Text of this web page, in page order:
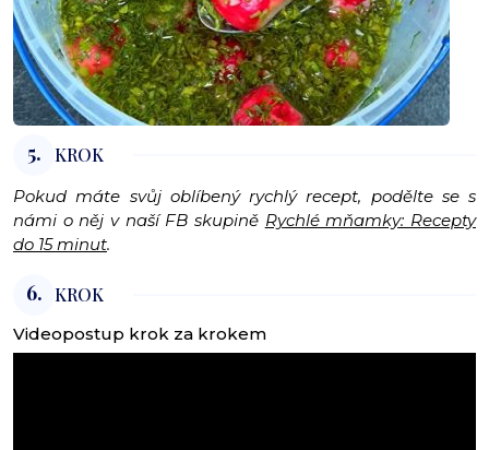
5. KROK
Pokud máte svůj oblíbený rychlý recept, podělte se s
námi o něj v naší FB skupině Rychlé mňamky: Recepty
do 15 minut.
6. KROK
Videopostup krok za krokem